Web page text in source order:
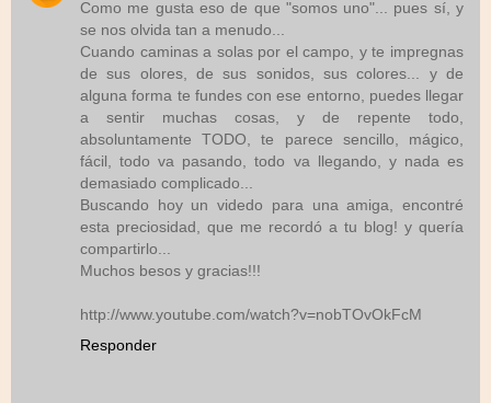
Como me gusta eso de que "somos uno"... pues sí, y
se nos olvida tan a menudo...
Cuando caminas a solas por el campo, y te impregnas
de sus olores, de sus sonidos, sus colores... y de
alguna forma te fundes con ese entorno, puedes llegar
a sentir muchas cosas, y de repente todo,
absoluntamente TODO, te parece sencillo, mágico,
fácil, todo va pasando, todo va llegando, y nada es
demasiado complicado...
Buscando hoy un videdo para una amiga, encontré
esta preciosidad, que me recordó a tu blog! y quería
compartirlo...
Muchos besos y gracias!!!
http://www.youtube.com/watch?v=nobTOvOkFcM
Responder